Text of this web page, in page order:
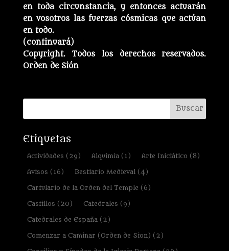
en toda circunstancia, y entonces actuarán
en vosotros las fuerzas cósmicas que actúan
en todo.
(continuará)
Copyright. Todos los derechos reservados.
Orden de Sión
Etiquetas
Actividades (29) Alquimia (1) Arte Iniciático (8)
Avisos (16) Bestiario Medieval (4)
Cartulario de la Orden del Temple (6)
Castillos (20) Catedrales (9)
Catedrales de España (2)
Comenzar a Caminar (Orden de Sion) (2)